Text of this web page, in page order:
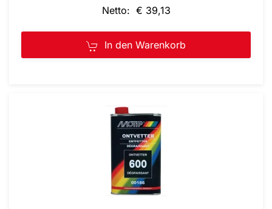
Netto: € 39,13
In den Warenkorb